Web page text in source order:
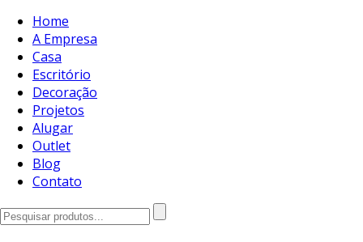
Home
A Empresa
Casa
Escritório
Decoração
Projetos
Alugar
Outlet
Blog
Contato